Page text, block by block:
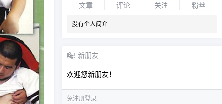
文章 评论 关注 粉丝
没有个人简介
嗨! 新朋友
欢迎您新朋友！
免注册登录